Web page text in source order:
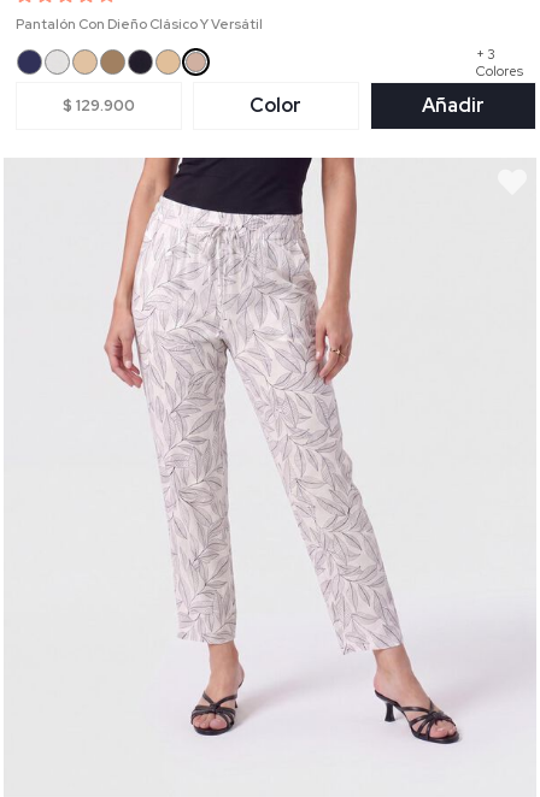
Pantalón Con Dieño Clásico Y Versátil
+ 3
Colores
$ 129.900 Color Añadir